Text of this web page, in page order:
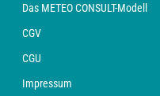
Das METEO CONSULT-Modell
CGV
CGU
Impressum